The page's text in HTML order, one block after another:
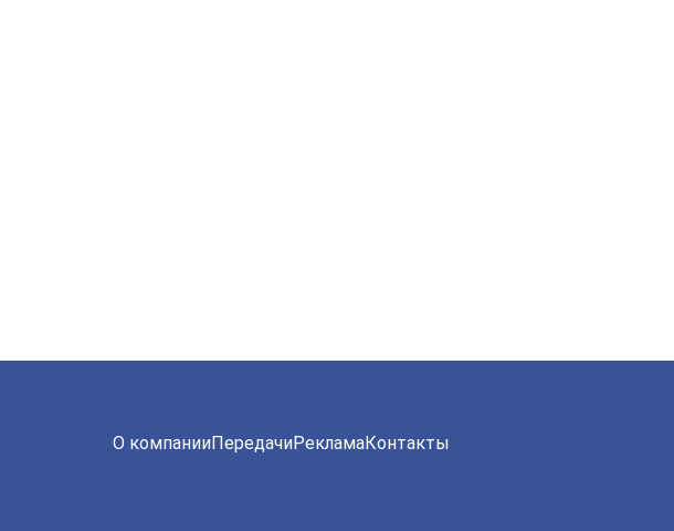
О компанииПередачиРекламаКонтакты